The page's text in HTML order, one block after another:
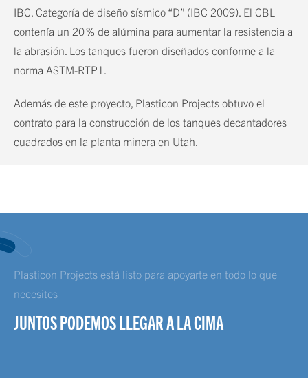
IBC. Categoría de diseño sísmico “D” (IBC 2009). El CBL
contenía un 20 % de alúmina para aumentar la resistencia a
la abrasión. Los tanques fueron diseñados conforme a la
norma ASTM-RTP1.
Además de este proyecto, Plasticon Projects obtuvo el
contrato para la construcción de los tanques decantadores
cuadrados en la planta minera en Utah.
Plasticon Projects está listo para apoyarte en todo lo que
necesites
JUNTOS PODEMOS LLEGAR A LA CIMA